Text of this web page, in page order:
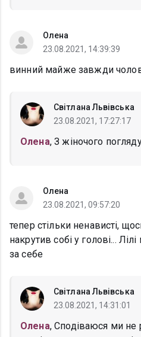
Олена
23.08.2021, 14:39:39
винний майже завжди
Світлана Львівська
23.08.2021, 17:27:17
Олена, З жіночого
Олена
23.08.2021, 09:57:20
тепер стільки ненависті,
накрутив собі у голові...
за себе
Світлана Львівська
23.08.2021, 14:31:01
Олена, Сподіваюся ми не